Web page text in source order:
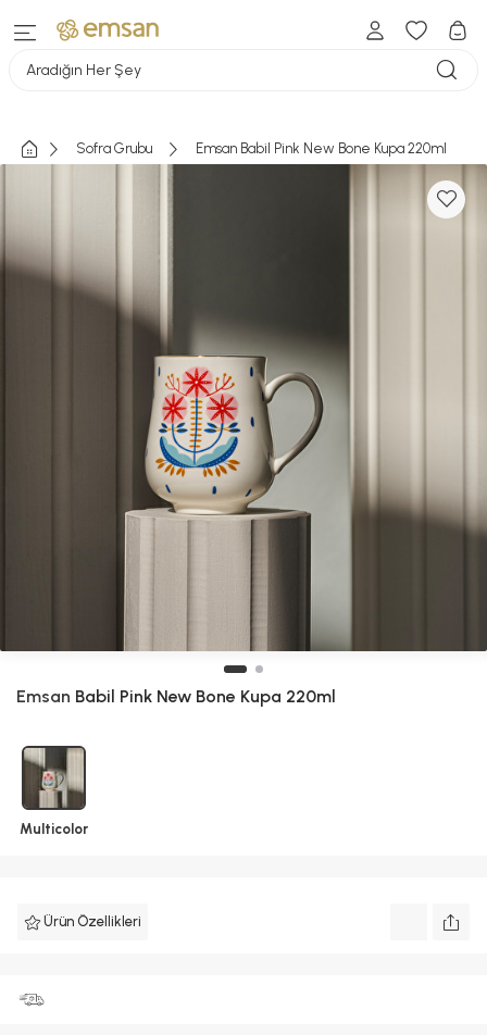
Aradığın Her Şey
Sofra Grubu Emsan Babil Pink New Bone Kupa 220ml
Emsan Babil Pink New Bone Kupa 220ml
Multicolor
Ürün Özellikleri